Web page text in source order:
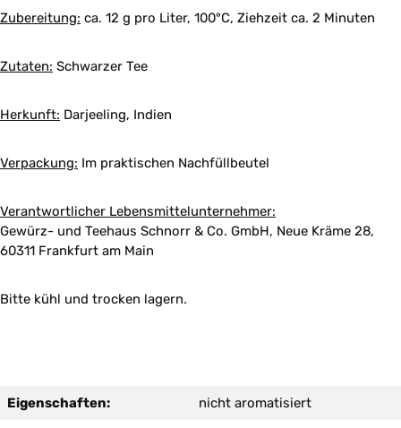
Zubereitung: ca. 12 g pro Liter, 100°C, Ziehzeit ca. 2 Minuten
Zutaten: Schwarzer Tee
Herkunft: Darjeeling, Indien
Verpackung: Im praktischen Nachfüllbeutel
Verantwortlicher Lebensmittelunternehmer:
Gewürz- und Teehaus Schnorr & Co. GmbH, Neue Kräme 28,
60311 Frankfurt am Main
Bitte kühl und trocken lagern.
Eigenschaften: nicht aromatisiert